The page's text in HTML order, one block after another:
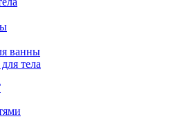
ванны
тела